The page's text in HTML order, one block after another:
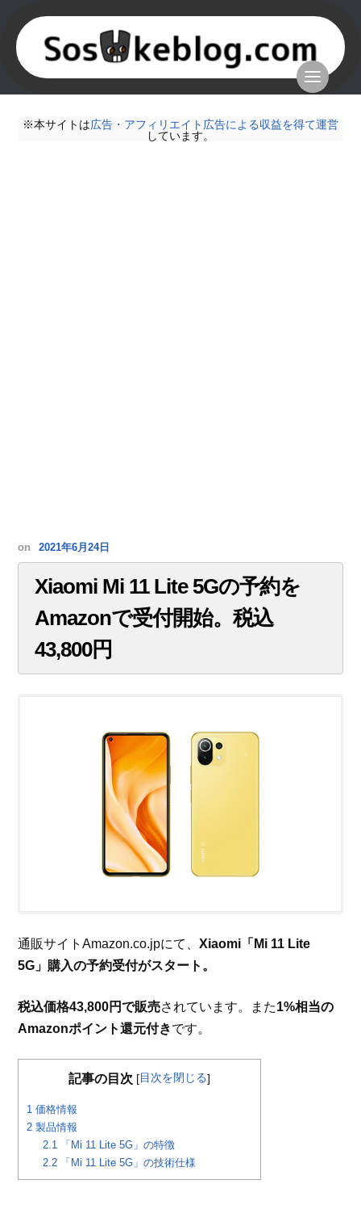
※本サイトは広告・アフィリエイト広告による収益を得て運営
しています。
on 2021年6月24日
Xiaomi Mi 11 Lite 5Gの予約を
Amazonで受付開始。税込
43,800円
通販サイトAmazon.co.jpにて、Xiaomi「Mi 11 Lite
5G」購入の予約受付がスタート。
税込価格43,800円で販売されています。また1%相当の
Amazonポイント還元付きです。
記事の目次 [目次を閉じる]
1 価格情報
2 製品情報
2.1
「Mi 11 Lite 5G」の特徴
2.2 「Mi 11 Lite 5G」の技術仕様